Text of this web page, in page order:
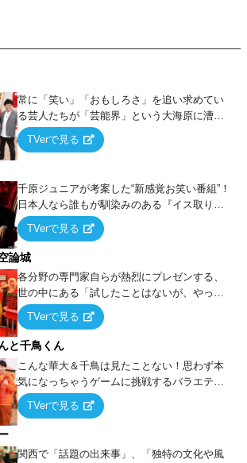
常に「笑い」「おもしろさ」を追い求めてい
る芸人たちが「芸能界」という大海原に漕ぎ
出でて、新たなオモシロ人間を発掘する！
TVerで見る
千原ジュニアが考案した“新感覚お笑い番組”！
日本人なら誰もが馴染みのある『イス取りゲ
ーム』をベースに、大喜利・ギャグ・モノボ
ケ・歌…など様々なお題で芸人がショートネ
タを競い合う！
TVerで見る
論城
各分野の専門家自らが熱烈にプレゼンする、
世の中にある「試したことはないが、やって
みたらこうなる！…ハズ」という“机上の空
論”に若手芸人らがカラダを張って挑む！
TVerで見る
と千鳥くん
こんな華大＆千鳥は見たことない！思わず本
気になっちゃうゲームに挑戦するバラエティ
ー！
TVerで見る
関西で「話題の出来事」、「独特の文化や風